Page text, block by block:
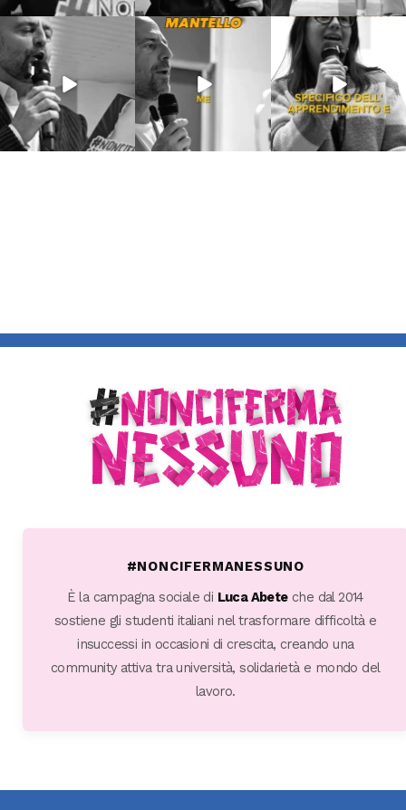
Lug 9
54
Giu 21 Giu 18
871
#NONCIFERMANESSUNO
È la campagna sociale di Luca Abeteche dal 2014
sostiene gli studenti italiani nel trasformare difficoltà e
insuccessi in occasioni di crescita, creando una
community attiva tra università, solidarietà e mondo del
lavoro.